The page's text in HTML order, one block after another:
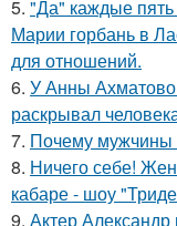
5. "Да" каждые
Марии горбань в
для отношений.
6. У Анны
раскрывал
7. Почему мужчины
8. Ничего себе!
кабаре - шоу
9. Актер Александр